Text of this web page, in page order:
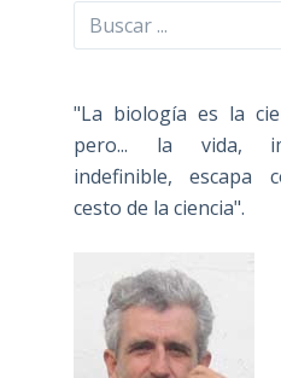
Buscar
"La biología es la
pero... la vida,
indefinible, escapa
cesto de la ciencia".